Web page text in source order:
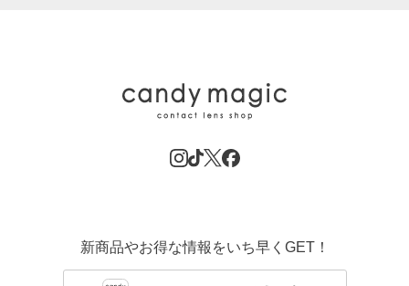
新商品やお得な情報をいち早くGET！